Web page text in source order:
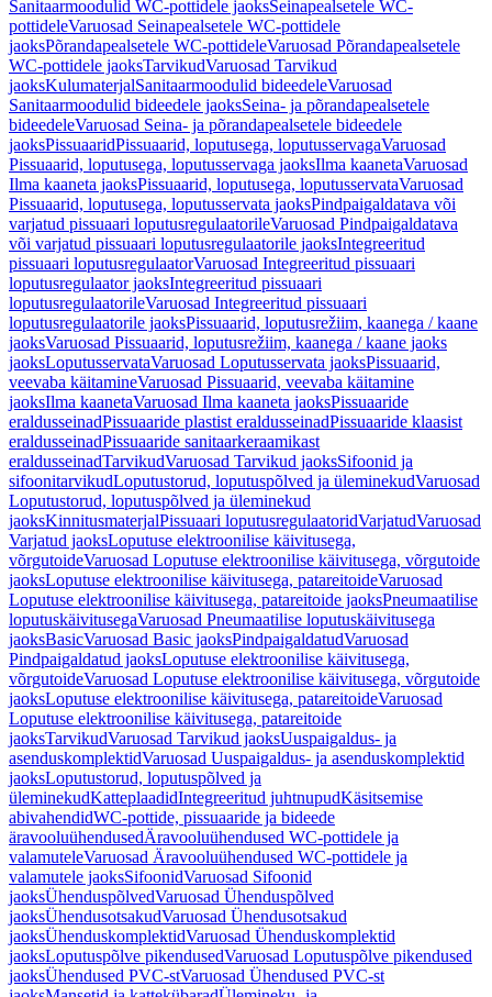
Sanitaarmoodulid WC-pottidele jaoksSeinapealsetele WC-
pottideleVaruosad Seinapealsetele WC-pottidele
jaoksPõrandapealsetele WC-pottideleVaruosad Põrandapealsetele
WC-pottidele jaoksTarvikudVaruosad Tarvikud
jaoksKulumaterjalSanitaarmoodulid bideedeleVaruosad
Sanitaarmoodulid bideedele jaoksSeina- ja põrandapealsetele
bideedeleVaruosad Seina- ja põrandapealsetele bideedele
jaoksPissuaaridPissuaarid, loputusega, loputusservagaVaruosad
Pissuaarid, loputusega, loputusservaga jaoksIlma kaanetaVaruosad
Ilma kaaneta jaoksPissuaarid, loputusega, loputusservataVaruosad
Pissuaarid, loputusega, loputusservata jaoksPindpaigaldatava või
varjatud pissuaari loputusregulaatorileVaruosad Pindpaigaldatava
või varjatud pissuaari loputusregulaatorile jaoksIntegreeritud
pissuaari loputusregulaatorVaruosad Integreeritud pissuaari
loputusregulaator jaoksIntegreeritud pissuaari
loputusregulaatorileVaruosad Integreeritud pissuaari
loputusregulaatorile jaoksPissuaarid, loputusrežiim, kaanega / kaane
jaoksVaruosad Pissuaarid, loputusrežiim, kaanega / kaane jaoks
jaoksLoputusservataVaruosad Loputusservata jaoksPissuaarid,
veevaba käitamineVaruosad Pissuaarid, veevaba käitamine
jaoksIlma kaanetaVaruosad Ilma kaaneta jaoksPissuaaride
eraldusseinadPissuaaride plastist eraldusseinadPissuaaride klaasist
eraldusseinadPissuaaride sanitaarkeraamikast
eraldusseinadTarvikudVaruosad Tarvikud jaoksSifoonid ja
sifoonitarvikudLoputustorud, loputuspõlved ja üleminekudVaruosad
Loputustorud, loputuspõlved ja üleminekud
jaoksKinnitusmaterjalPissuaari loputusregulaatoridVarjatudVaruosad
Varjatud jaoksLoputuse elektroonilise käivitusega,
võrgutoideVaruosad Loputuse elektroonilise käivitusega, võrgutoide
jaoksLoputuse elektroonilise käivitusega, patareitoideVaruosad
Loputuse elektroonilise käivitusega, patareitoide jaoksPneumaatilise
loputuskäivitusegaVaruosad Pneumaatilise loputuskäivitusega
jaoksBasicVaruosad Basic jaoksPindpaigaldatudVaruosad
Pindpaigaldatud jaoksLoputuse elektroonilise käivitusega,
võrgutoideVaruosad Loputuse elektroonilise käivitusega, võrgutoide
jaoksLoputuse elektroonilise käivitusega, patareitoideVaruosad
Loputuse elektroonilise käivitusega, patareitoide
jaoksTarvikudVaruosad Tarvikud jaoksUuspaigaldus- ja
asenduskomplektidVaruosad Uuspaigaldus- ja asenduskomplektid
jaoksLoputustorud, loputuspõlved ja
üleminekudKatteplaadidIntegreeritud juhtnupudKäsitsemise
abivahendidWC-pottide, pissuaaride ja bideede
äravooluühendusedÄravooluühendused WC-pottidele ja
valamuteleVaruosad Äravooluühendused WC-pottidele ja
valamutele jaoksSifoonidVaruosad Sifoonid
jaoksÜhenduspõlvedVaruosad Ühenduspõlved
jaoksÜhendusotsakudVaruosad Ühendusotsakud
jaoksÜhenduskomplektidVaruosad Ühenduskomplektid
jaoksLoputuspõlve pikendusedVaruosad Loputuspõlve pikendused
jaoksÜhendused PVC-stVaruosad Ühendused PVC-st